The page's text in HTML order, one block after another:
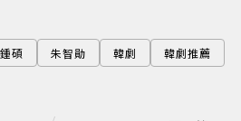
碩 朱智勛 韓劇
韓劇推薦